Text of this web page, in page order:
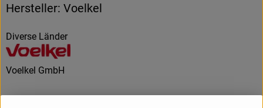
Hersteller: Voelkel
Diverse Länder
Voelkel GmbH